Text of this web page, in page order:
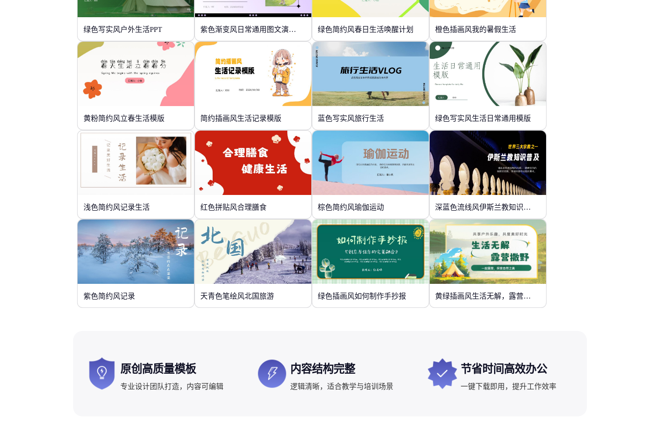
绿色写实风户外生活PPT 紫色渐变风日常通用图文演示模版 绿色简约风春日生活唤醒计划 橙色插画风我的暑假生活
黄粉简约风立春生活模版 简约插画风生活记录模版 蓝色写实风旅行生活 绿色写实风生活日常通用模版
浅色简约风记录生活 红色拼贴风合理膳食 棕色简约风瑜伽运动 深蓝色流线风伊斯兰教知识普及
紫色简约风记录 天青色笔绘风北国旅游 绿色插画风如何制作手抄报 黄绿插画风生活无解，露营撒野
原创高质量模板
专业设计团队打造，内容可编辑
内容结构完整
逻辑清晰，适合教学与培训场景
节省时间高效办公
一键下载即用，提升工作效率